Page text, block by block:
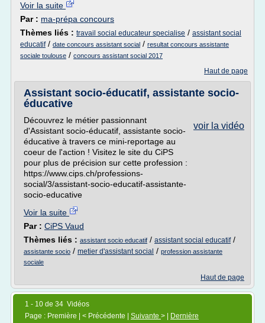
Voir la suite
Par : ma-prépa concours
Thèmes liés : travail social educateur specialise / assistant social
educatif/ date concours assistant social / resultat concours assistante
sociale toulouse / concours assistant social 2017
Haut de page
Assistant socio-éducatif, assistante socio-
éducative
voir la vidéo
Découvrez le métier passionnant
d'Assistant socio-éducatif, assistante socio-
éducative à travers ce mini-reportage au
coeur de l'action ! Visitez le site du CiPS
pour plus de précision sur cette profession :
https://www.cips.ch/professions-
social/3/assistant-socio-educatif-assistante-
socio-educative
Voir la suite
Par : CiPS Vaud
Thèmes liés : assistant socio educatif / assistant social educatif/
assistante socio / metier d'assistant social / profession assistante
sociale
Haut de page
1 - 10 de 34 Vidéos
Page : Première | < Précédente | Suivante > |
Dernière